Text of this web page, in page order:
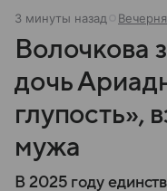
3 минуты назад
Волочкова
дочь
глупость»,
мужа
В 2025 году